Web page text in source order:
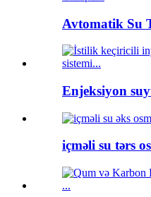
Avtomatik Su
Enjeksiyon
içməli su tərs